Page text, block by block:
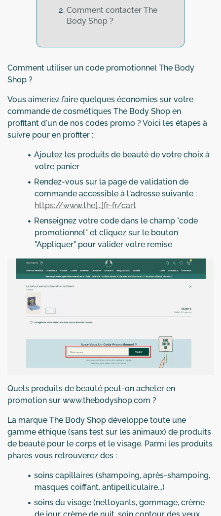
Comment contacter The
Body Shop ?
Comment utiliser un code promotionnel The Body
Shop ?
Vous aimeriez faire quelques économies sur votre
commande de cosmétiques The Body Shop en
profitant d'un de nos codes promo ? Voici les étapes à
suivre pour en profiter :
Ajoutez les produits de beauté de votre choix à
votre panier
Rendez-vous sur la page de validation de
commande accessible à l'adresse suivante :
https://www.the[...]fr-fr/cart
Renseignez votre code dans le champ "code
promotionnel" et cliquez sur le bouton
"Appliquer" pour valider votre remise
Quels produits de beauté peut-on acheter en
promotion sur www.thebodyshop.com ?
La marque The Body Shop développe toute une
gamme éthique (sans test sur les animaux) de produits
de beauté pour le corps et le visage. Parmi les produits
phares vous retrouverez des :
soins capillaires (shampoing, après-shampoing,
masques coiffant, antipelliculaire...)
soins du visage (nettoyants, gommage, crème
de jour, crème de nuit, soin contour des yeux,